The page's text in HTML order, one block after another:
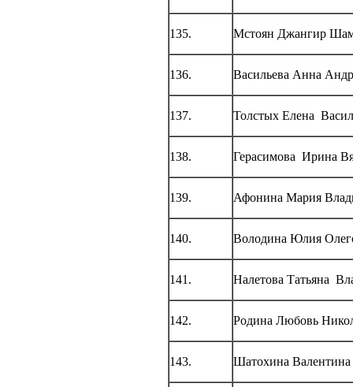
135. Мстоян Джангир
136. Васильева Анна
137. Толстых Елена
138. Герасимова Ирина
139. Афонина Мария
140. Володина Юлия
141. Налетова Татьяна
142. Родина Любовь
143. Шатохина Валентина